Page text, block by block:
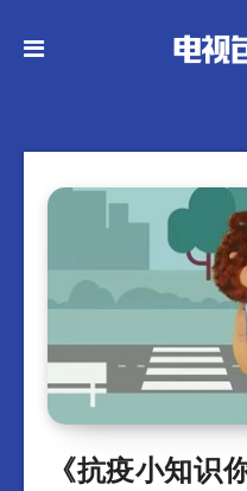
《抗疫小知识